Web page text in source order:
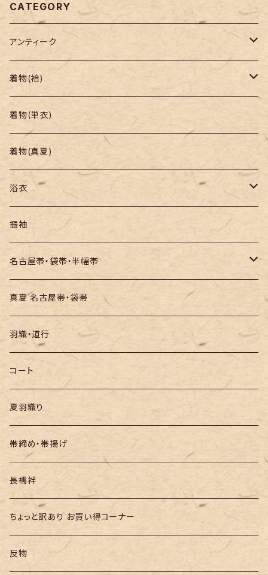
CATEGORY
アンティーク
着物
帯
羽織り・道行
着物(袷)
小紋
色無地・江戸小紋
紬
訪問着・付下
お召し
着物(単衣)
着物(真夏)
浴衣
セオα・ポリ
木綿・綿麻
絞りの浴衣
振袖
名古屋帯・袋帯・半幅帯
名古屋帯
袋帯
半幅帯
真夏 名古屋帯・袋帯
羽織・道行
コート
夏羽織り
帯締め・帯揚げ
長襦袢
ちょっと訳あり お買い得コーナー
反物